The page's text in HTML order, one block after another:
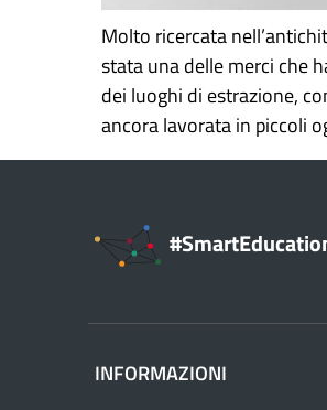
Molto ricercata
stata una delle merci che
dei luoghi di estrazione,
ancora lavorata in piccoli
INFORMAZIONI